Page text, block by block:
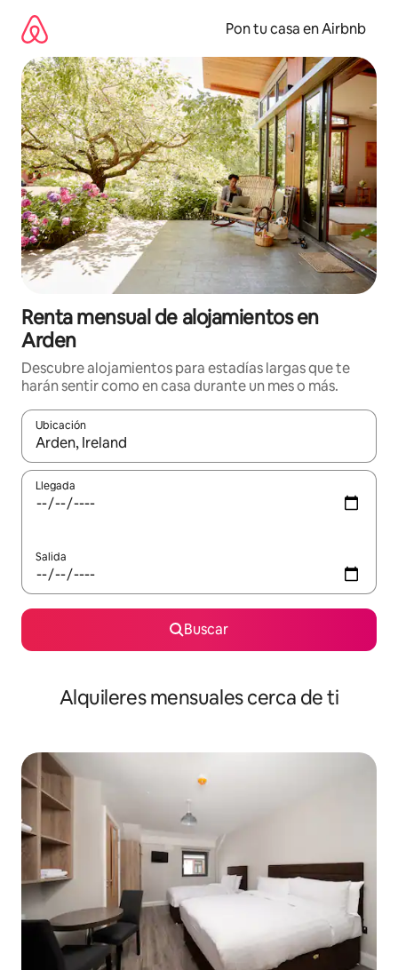
contenido
Pon tu casa en Airbnb
Renta mensual de alojamientos en
Arden
Descubre alojamientos para estadías largas que te
harán sentir como en casa durante un mes o más.
Ubicación
Cuando los resultados estén disponibles, navega con las
Llegada
Salida
Buscar
Alquileres mensuales cerca de ti